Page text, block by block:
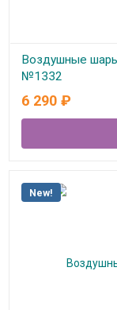
Воздушные
№1332
В наличии
6 290 ₽
New!